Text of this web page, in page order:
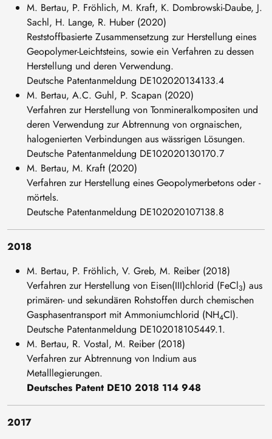
M. Bertau, P. Fröhlich, M. Kraft, K. Dombrowski-Daube, J.
Sachl, H. Lange, R. Huber (2020)
Reststoffbasierte Zusammensetzung zur Herstellung eines
Geopolymer-Leichtsteins, sowie ein Verfahren zu dessen
Herstellung und deren Verwendung.
Deutsche Patentanmeldung DE102020134133.4
M. Bertau, A.C. Guhl, P. Scapan (2020)
Verfahren zur Herstellung von Tonmineralkompositen und
deren Verwendung zur Abtrennung von orgnaischen,
halogenierten Verbindungen aus wässrigen Lösungen.
Deutsche Patentanmeldung DE102020130170.7
M. Bertau, M. Kraft (2020)
Verfahren zur Herstellung eines Geopolymerbetons oder -
mörtels.
Deutsche Patentanmeldung DE102020107138.8
2018
M. Bertau, P. Fröhlich, V. Greb, M. Reiber (2018)
Verfahren zur Herstellung von Eisen(III)chlorid (FeCl3) aus
primären- und sekundären Rohstoffen durch chemischen
Gasphasentransport mit Ammoniumchlorid (NH4Cl).
Deutsche Patentanmeldung DE102018105449.1.
M. Bertau, R. Vostal, M. Reiber (2018)
Verfahren zur Abtrennung von Indium aus
Metalllegierungen.
Deutsches Patent DE10 2018 114 948
2017